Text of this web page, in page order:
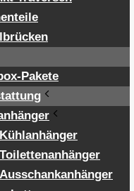
Pakete
Kühlanhänger
Toilettenanhänger
Ausschankanhänger